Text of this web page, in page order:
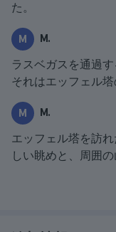
た。
M M.
ラスベガスを通過
それはエッフェル塔
M M.
エッフェル塔を訪
しい眺めと、周囲